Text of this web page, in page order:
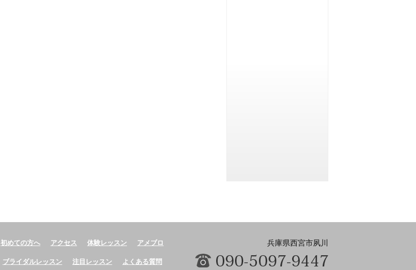
初めての方へ アクセス 体験レッスン アメブロ
ブライダルレッスン 注目レッスン よくある質問
兵庫県西宮市夙川